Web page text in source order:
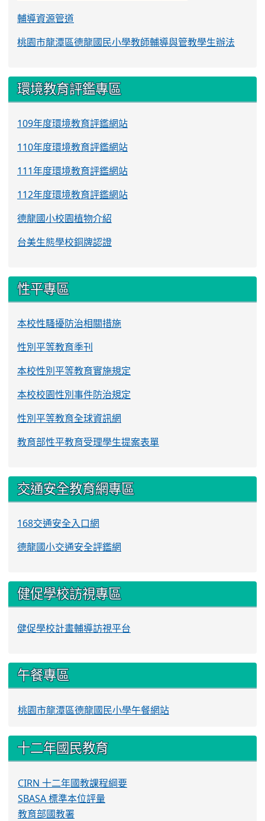
輔導資源管道
桃園市龍潭區德龍國民小學教師輔導與管教學生辦法
環境教育評鑑專區
109年度環境教育評鑑網站
110年度環境教育評鑑網站
111年度環境教育評鑑網站
112年度環境教育評鑑網站
德龍國小校園植物介紹
台美生態學校銅牌認證
性平專區
本校性騷擾防治相關措施
性別平等教育季刊
本校性別平等教育實施規定
本校校園性別事件防治規定
性別平等教育全球資訊網
教育部性平教育受理學生提案表單
交通安全教育網專區
168交通安全入口網
德龍國小交通安全評鑑網
健促學校訪視專區
健促學校計畫輔導訪視平台
午餐專區
桃園市龍潭區德龍國民小學午餐網站
十二年國民教育
CIRN 十二年國教課程綱要
SBASA 標準本位評量
教育部國教署